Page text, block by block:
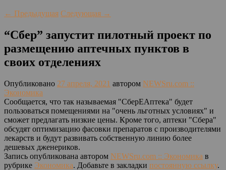
← Предыдущая Следующая →
“Сбер” запустит пилотный проект по
размещению аптечных пунктов в
своих отделениях
Опубликовано 27 апреля, 2021 автором NEWSru.com ::
Экономика
Сообщается, что так называемая "СберЕАптека" будет
пользоваться помещениями на "очень льготных условиях" и
сможет предлагать низкие цены. Кроме того, аптеки "Сбера"
обсудят оптимизацию фасовки препаратов с производителями
лекарств и будут развивать собственную линию более
дешевых дженериков.
Запись опубликована автором NEWSru.com :: Экономика в
рубрике Экономика. Добавьте в закладки постоянную ссылку.